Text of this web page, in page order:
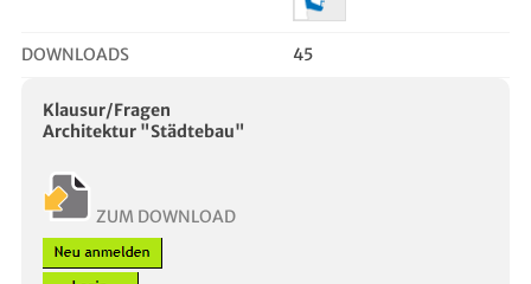
DOWNLOADS 45
Klausur/Fragen
Architektur "Städtebau"
ZUM DOWNLOAD